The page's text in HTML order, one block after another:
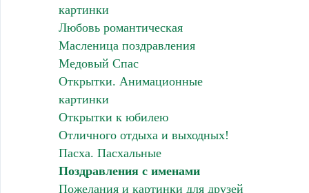
картинки
Любовь романтическая
Масленица поздравления
Медовый Спас
Открытки. Анимационные
картинки
Открытки к юбилею
Отличного отдыха и выходных!
Пасха. Пасхальные
Поздравления с именами
Пожелания и картинки для друзей